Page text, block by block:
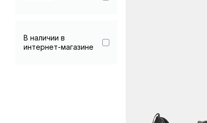
В наличии в
интернет-магазине